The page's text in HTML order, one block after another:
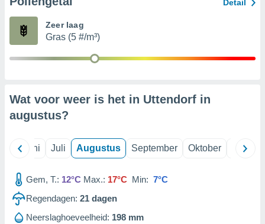
partners
Detail
Zeer laag
Gras (5 #/m³)
Wat voor weer is het in Uttendorf in
augustus?
Juni Juli Augustus September Oktober
Gem, T.: 12°C Max.: 17°C Min: 7°C
Regendagen: 21 dagen
Neerslaghoeveelheid: 198 mm